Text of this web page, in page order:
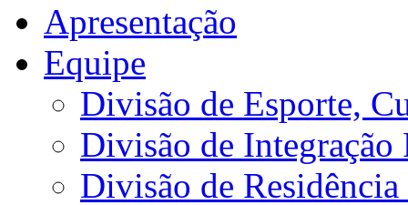
Apresentação
Equipe
Divisão de Esporte,
Divisão de Integração
Divisão de